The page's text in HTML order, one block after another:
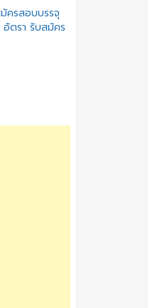
ครสอบบรรจุ
ตรา รับสมัคร